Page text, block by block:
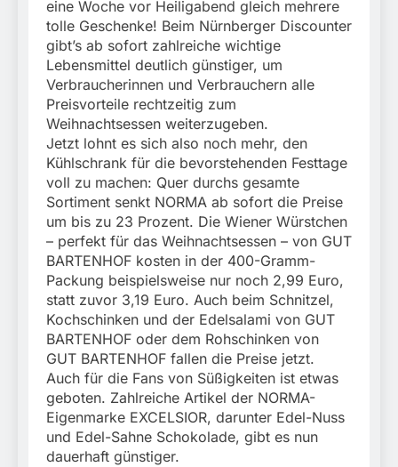
Zigaretten in Fahrzeug
und Anhänger versteckt
Kontrolle in Waidhaus
führt zur Sicherstellung
unversteuerter Zigaretten
und Einleitung eines
Steuerstrafverfahrens
4. August 2026
eine Woche vor Heiligabend gleich mehrere
tolle Geschenke! Beim Nürnberger Discounter
gibt’s ab sofort zahlreiche wichtige
Lebensmittel deutlich günstiger, um
Verbraucherinnen und Verbrauchern alle
Preisvorteile rechtzeitig zum
Weihnachtsessen weiterzugeben.
Jetzt lohnt es sich also noch mehr, den
Kühlschrank für die bevorstehenden Festtage
voll zu machen: Quer durchs gesamte
Sortiment senkt NORMA ab sofort die Preise
um bis zu 23 Prozent. Die Wiener Würstchen
– perfekt für das Weihnachtsessen – von GUT
BARTENHOF kosten in der 400-Gramm-
Packung beispielsweise nur noch 2,99 Euro,
statt zuvor 3,19 Euro. Auch beim Schnitzel,
Kochschinken und der Edelsalami von GUT
BARTENHOF oder dem Rohschinken von
GUT BARTENHOF fallen die Preise jetzt.
Auch für die Fans von Süßigkeiten ist etwas
geboten. Zahlreiche Artikel der NORMA-
Eigenmarke EXCELSIOR, darunter Edel-Nuss
und Edel-Sahne Schokolade, gibt es nun
dauerhaft günstiger.